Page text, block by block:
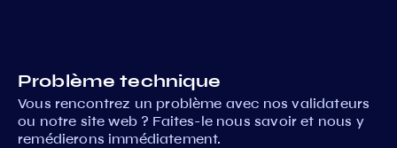
Problème technique
Vous rencontrez un problème avec nos validateurs
ou notre site web ? Faites-le nous savoir et nous y
remédierons immédiatement.